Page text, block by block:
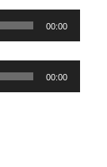
00:00
00:00